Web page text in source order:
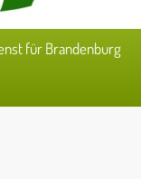
für Brandenburg